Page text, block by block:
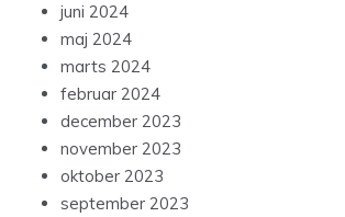
juni 2024
maj 2024
marts 2024
februar 2024
december 2023
november 2023
oktober 2023
september 2023